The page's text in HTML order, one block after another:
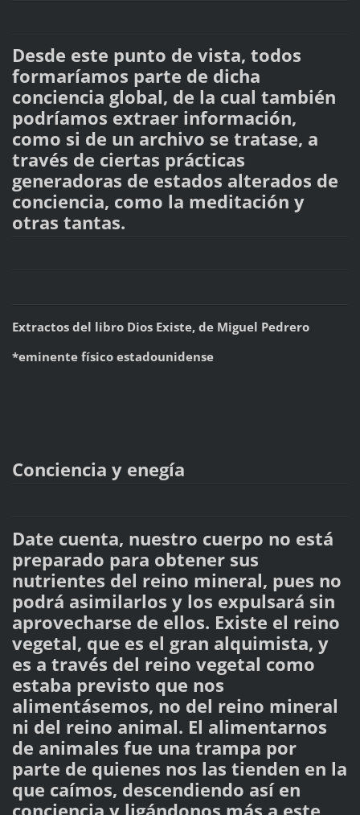
Desde este punto de vista, todos
formaríamos parte de dicha
conciencia global, de la cual también
podríamos extraer información,
como si de un archivo se tratase, a
través de ciertas prácticas
generadoras de estados alterados de
conciencia, como la meditación y
otras tantas.
Extractos del libro Dios Existe, de Miguel Pedrero
*eminente físico estadounidense
Conciencia y enegía
Date cuenta, nuestro cuerpo no está
preparado para obtener sus
nutrientes del reino mineral, pues no
podrá asimilarlos y los expulsará sin
aprovecharse de ellos. Existe el reino
vegetal, que es el gran alquimista, y
es a través del reino vegetal como
estaba previsto que nos
alimentásemos, no del reino mineral
ni del reino animal. El alimentarnos
de animales fue una trampa por
parte de quienes nos las tienden en la
que caímos, descendiendo así en